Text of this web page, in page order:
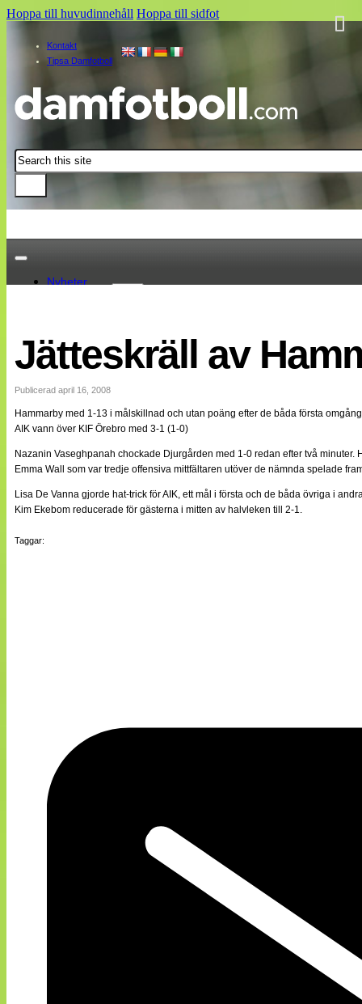
Hoppa till huvudinnehåll Hoppa till sidfot
Kontakt
Tipsa Damfotboll
Sök
Nyheter
Landslaget
EM 2013
Internationellt
Bildreportage
Bloggar
Lagen
Webb-TV
Cuper
Medlemsbilder
Till klubbkassan
NÄTverket
Jätteskräll av
Publicerad april 16, 2008
Hammarby med 1-13 i målskillnad och utan poäng efter de båda första
AIK vann över KIF Örebro med 3-1 (1-0)
Nazanin Vaseghpanah chockade Djurgården med 1-0 redan efter två
Emma Wall som var tredje offensiva mittfältaren utöver de nämnda spelade
Lisa De Vanna gjorde hat-trick för AIK, ett mål i första och de båda övriga i
Kim Ekebom reducerade för gästerna i mitten av halvleken till 2-1.
Taggar: